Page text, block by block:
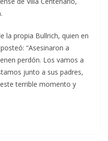
la propia Bullrich, quien en
“Asesinaron a
perdón. Los vamos a
junto a sus padres,
terrible momento y